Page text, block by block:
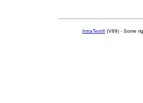
IntraText®(V89) - Some